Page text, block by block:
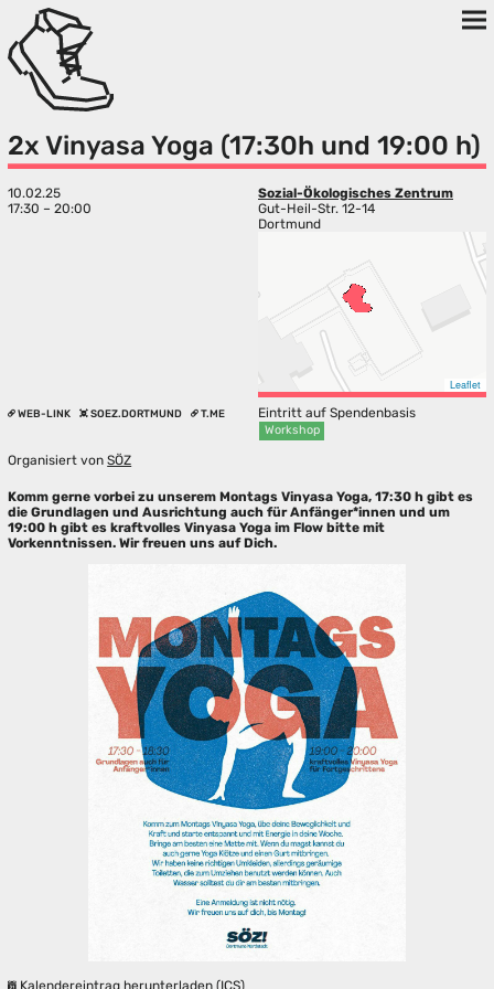
2x Vinyasa Yoga (17:30h und 19:00 h)
10.02.25
17:30 – 20:00
Sozial-Ökologisches Zentrum
Gut-Heil-Str. 12-14
Dortmund
Leaflet
WEB-LINK SOEZ.DORTMUND T.ME Eintritt auf Spendenbasis
Workshop
Organisiert vonSÖZ
Komm gerne vorbei zu unserem Montags Vinyasa Yoga, 17:30 h gibt es
die Grundlagen und Ausrichtung auch für Anfänger*innen und um
19:00 h gibt es kraftvolles Vinyasa Yoga im Flow bitte mit
Vorkenntnissen. Wir freuen uns auf Dich.
Kalendereintrag herunterladen (ICS)